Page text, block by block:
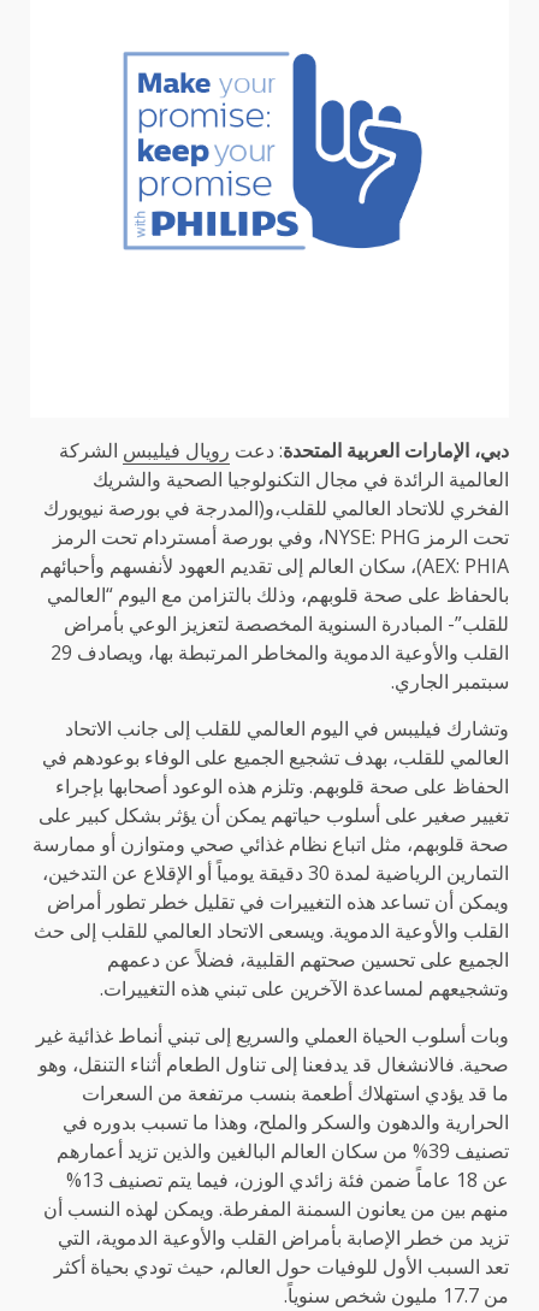
دبي، الإمارات العربية المتحدة:دعت رويال فيليبس الشركة
العالمية الرائدة في مجال التكنولوجيا الصحية والشريك
الفخري للاتحاد العالمي للقلب،و(المدرجة في بورصة نيويورك
تحت الرمز NYSE: PHG، وفي بورصة أمستردام تحت الرمز
AEX: PHIA)، سكان العالم إلى تقديم العهود لأنفسهم وأحبائهم
بالحفاظ على صحة قلوبهم، وذلك بالتزامن مع اليوم “العالمي
للقلب”- المبادرة السنوية المخصصة لتعزيز الوعي بأمراض
القلب والأوعية الدموية والمخاطر المرتبطة بها، ويصادف 29
سبتمبر الجاري.
وتشارك فيليبس في اليوم العالمي للقلب إلى جانب الاتحاد
العالمي للقلب، بهدف تشجيع الجميع على الوفاء بوعودهم في
الحفاظ على صحة قلوبهم. وتلزم هذه الوعود أصحابها بإجراء
تغيير صغير على أسلوب حياتهم يمكن أن يؤثر بشكل كبير على
صحة قلوبهم، مثل اتباع نظام غذائي صحي ومتوازن أو ممارسة
التمارين الرياضية لمدة 30 دقيقة يومياً أو الإقلاع عن التدخين،
ويمكن أن تساعد هذه التغييرات في تقليل خطر تطور أمراض
القلب والأوعية الدموية. ويسعى الاتحاد العالمي للقلب إلى حث
الجميع على تحسين صحتهم القلبية، فضلاً عن دعمهم
وتشجيعهم لمساعدة الآخرين على تبني هذه التغييرات.
وبات أسلوب الحياة العملي والسريع إلى تبني أنماط غذائية غير
صحية. فالانشغال قد يدفعنا إلى تناول الطعام أثناء التنقل، وهو
ما قد يؤدي استهلاك أطعمة بنسب مرتفعة من السعرات
الحرارية والدهون والسكر والملح، وهذا ما تسبب بدوره في
تصنيف 39% من سكان العالم البالغين والذين تزيد أعمارهم
عن 18 عاماً ضمن فئة زائدي الوزن، فيما يتم تصنيف 13%
منهم بين من يعانون السمنة المفرطة. ويمكن لهذه النسب أن
تزيد من خطر الإصابة بأمراض القلب والأوعية الدموية، التي
تعد السبب الأول للوفيات حول العالم، حيث تودي بحياة أكثر
من 17.7 مليون شخص سنوياً.